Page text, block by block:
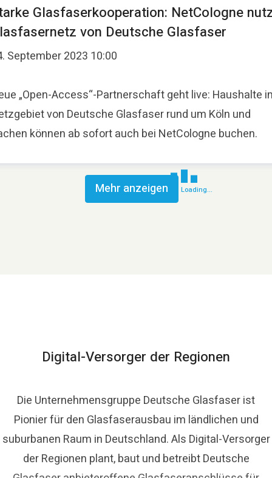
Glasfaserkooperation: NetCologne
von Deutsche Glasfaser
September 2023 10:00
„Open-Access“-Partnerschaft geht live: Haushalte
von Deutsche Glasfaser rund um Köln und
können ab sofort auch bei NetCologne buchen.
Mehr anzeigen Loading...
Digital-Versorger der Regionen
Die Unternehmensgruppe Deutsche Glasfaser ist
Pionier für den Glasfaserausbau im ländlichen und
suburbanen Raum in Deutschland. Als Digital-Versorger
der Regionen plant, baut und betreibt Deutsche
Glasfaser anbieteroffene Glasfaseranschlüsse für